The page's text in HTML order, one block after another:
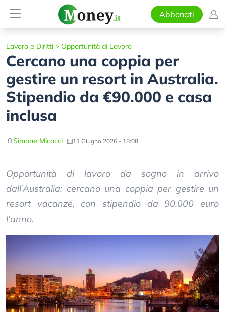
Abbonati
Lavoro e Diritti > Opportunità di Lavoro
Cercano una coppia per
gestire un resort in Australia.
Stipendio da €90.000 e casa
inclusa
Simone Micocci 11 Giugno 2026 - 18:08
Opportunità di lavoro da sogno in arrivo
dall’Australia: cercano una coppia per gestire un
resort vacanze, con stipendio da 90.000 euro
l’anno.